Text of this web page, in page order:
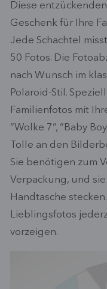
Diese entzückenden
Geschenk für Ihre
Jede Schachtel
50 Fotos. Die
nach Wunsch im
Polaroid-Stil.
Familienfotos mit
“Wolke 7”, “Baby
Tolle an den
Sie benötigen zum
Verpackung, und
Handtasche
Lieblingsfotos
vorzeigen.